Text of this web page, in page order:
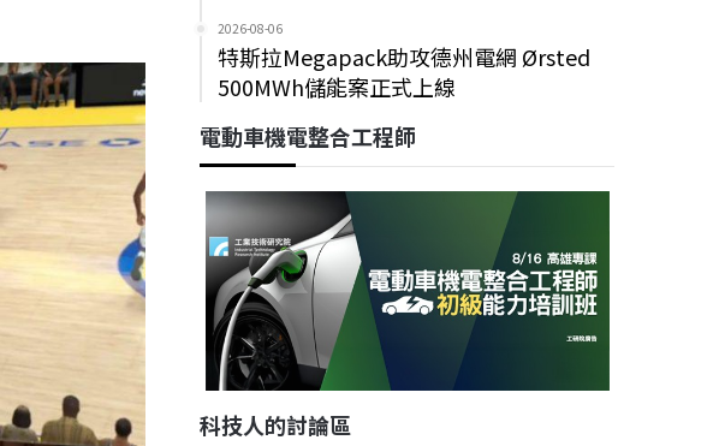
2026-08-06
特斯拉Megapack助攻德州電網 Ørsted
500MWh儲能案正式上線
電動車機電整合工程師
科技人的討論區